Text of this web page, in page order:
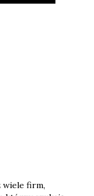
wiele firm,